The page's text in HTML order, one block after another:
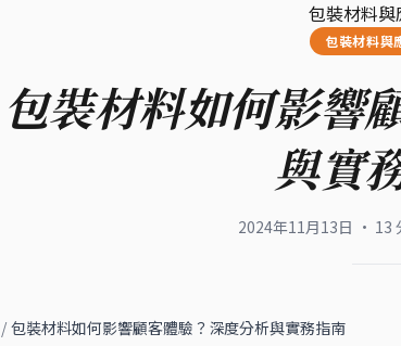
包裝材料
包裝材料與
包裝材料如何影響
與實
2024年11月13日 · 13
/ 包裝材料如何影響顧客體驗？深度分析與實務指南